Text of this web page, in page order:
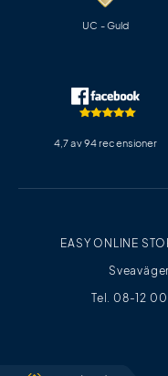
EASY ONLINE
Tel. 08-12 00
UC - Guld
4,7 av 94 recensioner